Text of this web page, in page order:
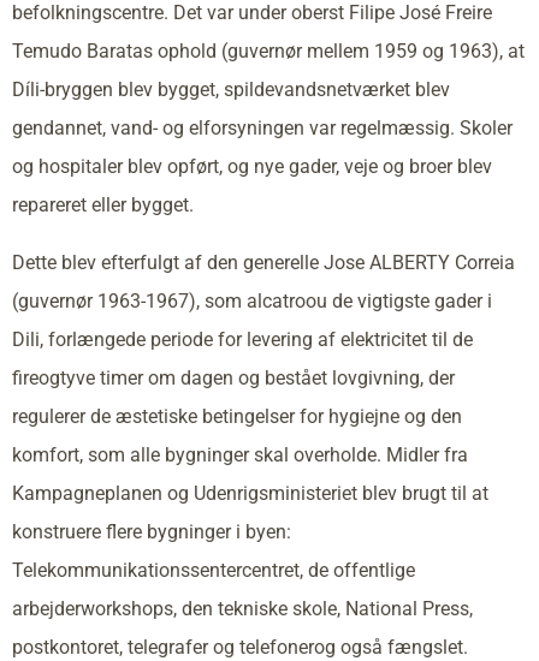
befolkningscentre. Det var under oberst Filipe José Freire
Temudo Baratas ophold (guvernør mellem 1959 og 1963), at
Díli-bryggen blev bygget, spildevandsnetværket blev
gendannet, vand- og elforsyningen var regelmæssig. Skoler
og hospitaler blev opført, og nye gader, veje og broer blev
repareret eller bygget.
Dette blev efterfulgt af den generelle Jose ALBERTY Correia
(guvernør 1963-1967), som alcatroou de vigtigste gader i
Dili, forlængede periode for levering af elektricitet til de
fireogtyve timer om dagen og bestået lovgivning, der
regulerer de æstetiske betingelser for hygiejne og den
komfort, som alle bygninger skal overholde. Midler fra
Kampagneplanen og Udenrigsministeriet blev brugt til at
konstruere flere bygninger i byen:
Telekommunikationssentercentret, de offentlige
arbejderworkshops, den tekniske skole, National Press,
postkontoret, telegrafer og telefonerog også fængslet.